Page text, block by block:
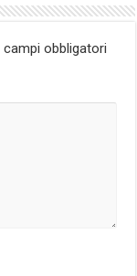
I campi obbligatori